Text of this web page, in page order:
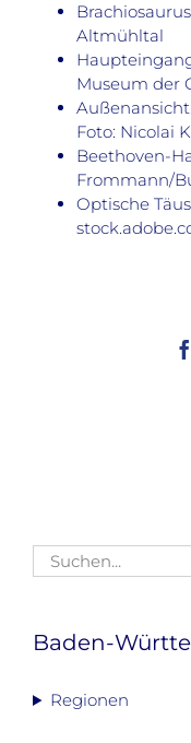
Altmühltal
Museum der
Foto: Nicolai
Beethoven-
Frommann/
Optische
Suche
nach:
Baden-
Regionen